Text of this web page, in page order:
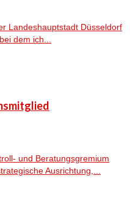
Landeshauptstadt Düsseldorf
dem ich...
und Beratungsgremium
Ausrichtung,...